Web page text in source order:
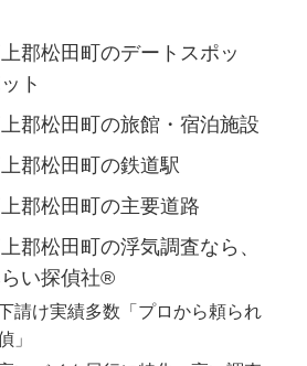
郡松田町のデートスポッ
ト
郡松田町の旅館・宿泊施設
郡松田町の鉄道駅
郡松田町の主要道路
郡松田町の浮気調査なら、
い探偵社®︎
請け実績多数「プロから頼られ
」